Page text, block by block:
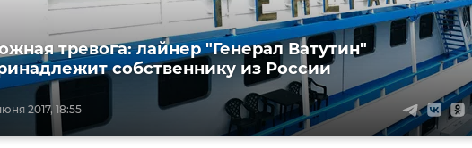
2017, 18:55
тревога: лайнер "Генерал Ватутин"
собственнику из России